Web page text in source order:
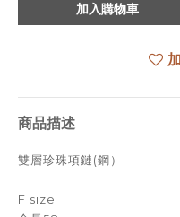
加入購物車
商品描述
雙層珍珠項鏈(鋼）
F size